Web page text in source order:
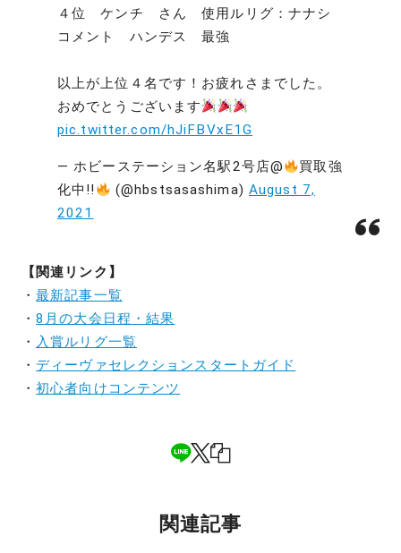
４位 ケンチ さん 使用ルリグ：ナナシ
コメント ハンデス 最強
以上が上位４名です！お疲れさまでした。
おめでとうございます
pic.twitter.com/hJiFBVxE1G
— ホビーステーション名駅2号店@
買取強
化中!!
(@hbstsasashima) August 7,
2021
【関連リンク】
・最新記事一覧
・8月の大会日程・結果
・ 入賞ルリグ一覧
・ ディーヴァセレクションスタートガイド
・初心者向けコンテンツ
関連記事